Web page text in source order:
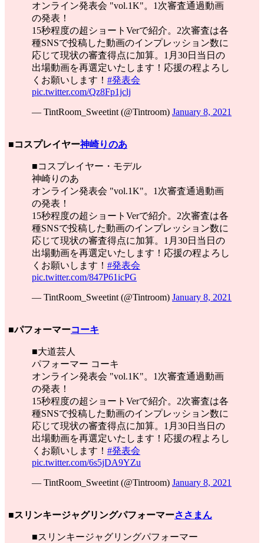
オンライン発表会 "vol.1K"。1次審査通過動画
の発表！
15秒程度の超ショートVerで紹介。2次審査は各
種SNSで投稿した動画のインプレッション数に
応じて現状の審査得点に加算。1月30日当日の
出場動画を再選定いたします！応援の程よろし
くお願いします！ #発表会
pic.twitter.com/Qz8Fp1jclj
— TintRoom_Sweetint (@Tintroom) January 8, 2021
■コスプレイヤー神崎りのあ
■コスプレイヤー・モデル
神崎りのあ
オンライン発表会 "vol.1K"。1次審査通過動画
の発表！
15秒程度の超ショートVerで紹介。2次審査は各
種SNSで投稿した動画のインプレッション数に
応じて現状の審査得点に加算。1月30日当日の
出場動画を再選定いたします！応援の程よろし
くお願いします！ #発表会
pic.twitter.com/847P61icPG
— TintRoom_Sweetint (@Tintroom) January 8, 2021
■パフォーマーコーキ
■大道芸人
パフォーマー コーキ
オンライン発表会 "vol.1K"。1次審査通過動画
の発表！
15秒程度の超ショートVerで紹介。2次審査は各
種SNSで投稿した動画のインプレッション数に
応じて現状の審査得点に加算。1月30日当日の
出場動画を再選定いたします！応援の程よろし
くお願いします！ #発表会
pic.twitter.com/6s5jDA9YZu
— TintRoom_Sweetint (@Tintroom) January 8, 2021
■スリンキージャグリングパフォーマーささまん
■スリンキージャグリングパフォーマー